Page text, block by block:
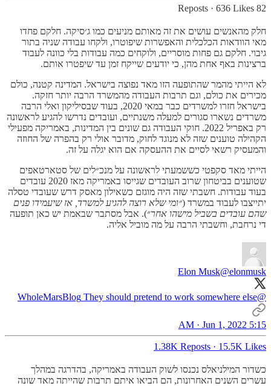
82 Reposts
· 636 Likes
חלק מהאנשים עושים את זה מאותם מניעים כמו ג׳סיקה. חלקם פחדו
מאי הוודאות הכלכלית והאפשרות שיפוטרו, ולקחו עבודה שניה בתור
גיבוי. חלקם גם פחות מוסריים, ולוקחים כמה עבודות בלי כוונה לעבוד
ברצינות באף אחת מהן, כי יודעים שייקח זמן עד שיפטרו אותם.
לא הייתי מהמר שהתופעה הזו מאד נפוצה בישראל. המדינה קטנה, כולם
מכירים את כולם, וגם תרבות העבודה מהמשרד הרבה יותר חזקה.
בישראל חזרו למשרדים כבר במאי 2020, בעוד שבסיליקון ואלי הרבה
משרדים נשארו סגורים למעלה משנתיים, ועובדים נדרשו להגיע לראשונה
רק באפריל 2022. חוקי העבודה גם שונים בין המדינות, באמריקה מפעילי
הקהילה טוענים שזה לא מנוגד לחוק, מדובר אולי רק בהפרה של החוזה
והמעסיק רשאי לסיים את ההעסקה אם הוא יגלה על זה.
הייתי מאד סקפטי כששמעתי לראשונה על מנכ״לים של סטארטאפים
שטוענים בביטחון שרוב העובדים שגייסו באמריקה מאז 2020 עובדים
בעוד עבודות. חשבתי שזה היה מוגזם כשאילון מאסק דרש שעובדי טסלה
יתייצבו לעבוד במשרד (״ומי שלא רוצה להגיע למשרד, אז שיעמידו פנים
שהם עובדים בשביל מישהו אחר״). אבל מסתבר שבאמת יש כאן תופעה
די נרחבת, וחשבתי הרבה על מה מוביל אליה.
Elon Musk@elonmusk
@WholeMarsBlog
They should pretend to work somewhere else
5:15 AM · Jun 1, 2022
1.38K Reposts · 15.5K Likes
כשדור המילניאלס נכנסו לשוק העבודה באמריקה, בהדרגה במהלך
עשרים השנים האחרונות, הם הביאו איתם תרבות שהייתה מאד שונה